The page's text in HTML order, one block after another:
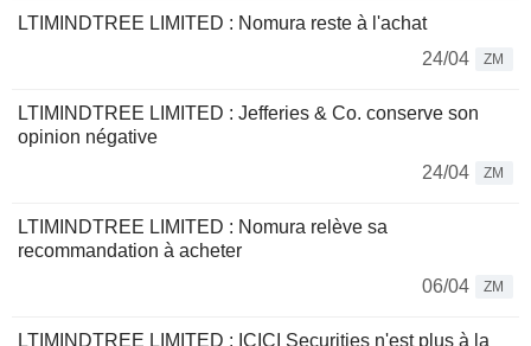
LTIMINDTREE LIMITED : Nomura reste à l'achat
24/04
ZM
LTIMINDTREE LIMITED : Jefferies & Co. conserve son
opinion négative
24/04
ZM
LTIMINDTREE LIMITED : Nomura relève sa
recommandation à acheter
06/04
ZM
LTIMINDTREE LIMITED : ICICI Securities n'est plus à la